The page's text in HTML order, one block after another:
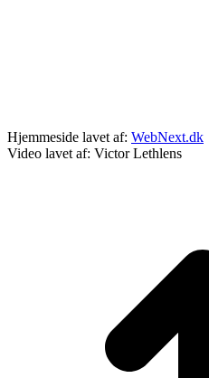
Hjemmeside lavet af: WebNext.dk
Video lavet af: Victor Lethlens